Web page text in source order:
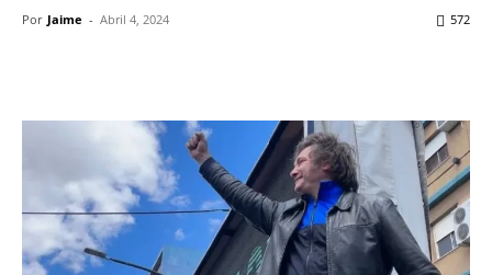
Por Jaime - Abril 4, 2024 572